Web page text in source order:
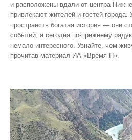
и расположены вдали от центра
привлекают жителей и гостей
пространств богатая история — они
событий, а сегодня по‑прежнему
немало интересного. Узнайте, чем
прочитав материал ИА «Время Н».